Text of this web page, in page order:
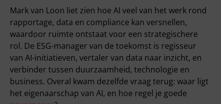
Mark van Loon liet zien hoe AI veel van het werk rond
rapportage, data en compliance kan versnellen,
waardoor ruimte ontstaat voor een strategischere
rol. De ESG-manager van de toekomst is regisseur
van AI-initiatieven, vertaler van data naar inzicht, en
verbinder tussen duurzaamheid, technologie en
business. Overal kwam dezelfde vraag terug: waar ligt
het eigenaarschap van AI, en hoe regel je goede